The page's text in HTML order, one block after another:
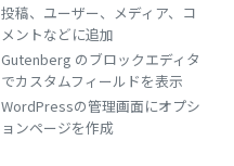
投稿、ユーザー、メディア、コ
メントなどに追加
Gutenberg のブロックエディタ
でカスタムフィールドを表示
WordPressの管理画面にオプシ
ョンページを作成